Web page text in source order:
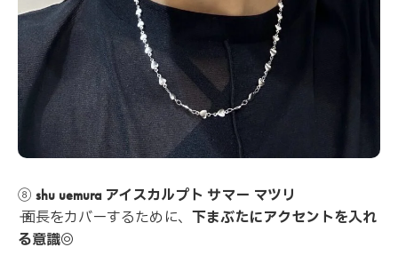
⑧ shu uemura アイスカルプト サマー マツリ
→ 面長をカバーするために、 下まぶたにアクセントを入れ
る意識◎